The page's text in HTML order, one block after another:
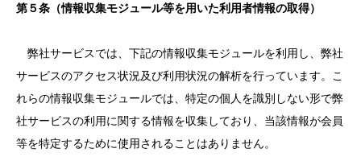
第５条（情報収集モジュール等を用いた利用者情報の取得）
弊社サービスでは、下記の情報収集モジュールを利用し、弊社
サービスのアクセス状況及び利用状況の解析を行っています。こ
れらの情報収集モジュールでは、特定の個人を識別しない形で弊
社サービスの利用に関する情報を収集しており、当該情報が会員
等を特定するために使用されることはありません。